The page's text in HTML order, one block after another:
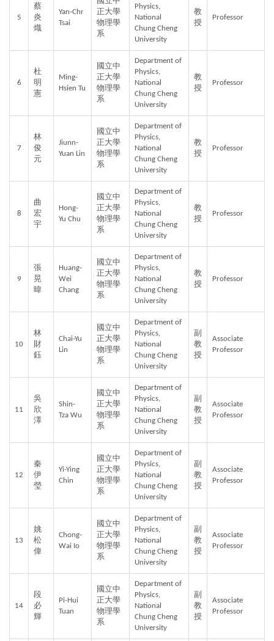
5
蔡
炎
熾
Yan-Chr
Tsai
正大學
物理學
系
Physics,
National
Chung Cheng
University
教
授
Professor
6
杜
明
憲
Ming-
Hsien Tu
國立中
正大學
物理學
系
Department of
Physics,
National
Chung Cheng
University
教
授
Professor
7
林
俊
元
Jiunn-
Yuan Lin
國立中
正大學
物理學
系
Department of
Physics,
National
Chung Cheng
University
教
授
Professor
8
曲
宏
宇
Hong-
Yu Chu
國立中
正大學
物理學
系
Department of
Physics,
National
Chung Cheng
University
教
授
Professor
9
張
晃
暐
Huang-
Wei
Chang
國立中
正大學
物理學
系
Department of
Physics,
National
Chung Cheng
University
教
授
Professor
10
林
財
鈺
Chai-Yu
Lin
國立中
正大學
物理學
系
Department of
Physics,
National
Chung Cheng
University
副
教
授
Associate
Professor
11
吳
欣
澤
Shin-
Tza Wu
國立中
正大學
物理學
系
Department of
Physics,
National
Chung Cheng
University
副
教
授
Associate
Professor
12
秦
伊
瑩
Yi-Ying
Chin
國立中
正大學
物理學
系
Department of
Physics,
National
Chung Cheng
University
副
教
授
Associate
Professor
13
姚
松
偉
Chong-
Wai Io
國立中
正大學
物理學
系
Department of
Physics,
National
Chung Cheng
University
副
教
授
Associate
Professor
14
段
必
輝
Pi-Hui
Tuan
國立中
正大學
物理學
系
Department of
Physics,
National
Chung Cheng
University
副
教
授
Associate
Professor